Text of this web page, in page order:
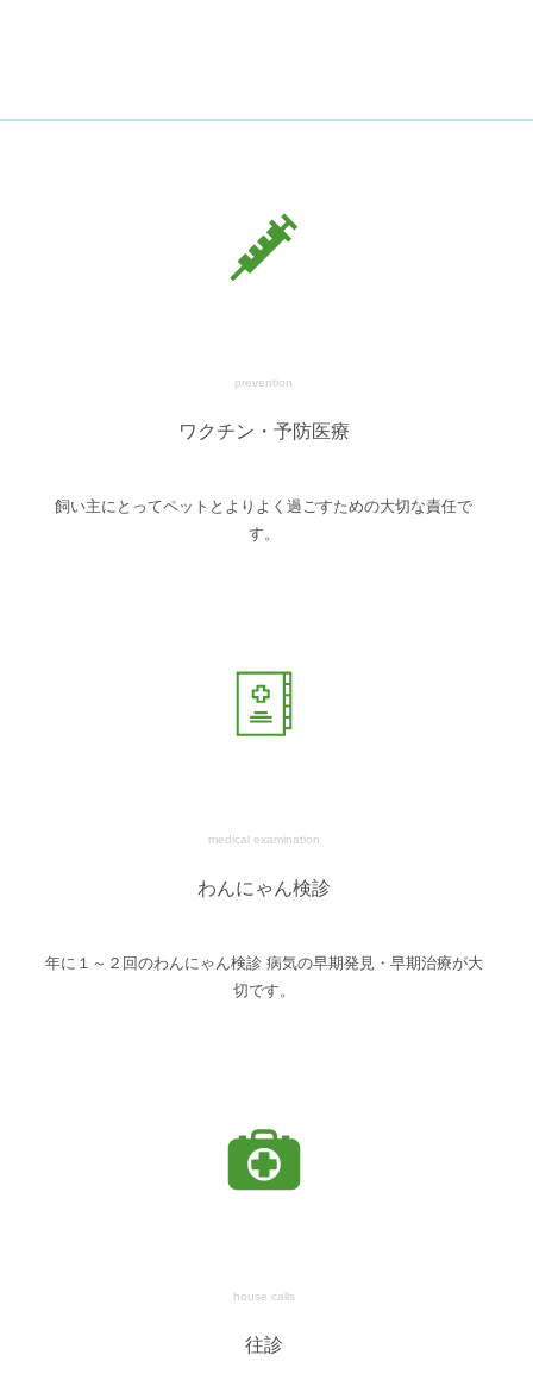
prevention
ワクチン・予防医療
飼い主にとってペットとよりよく過ごすための大切な責任で
す。
medical examination
わんにゃん検診
年に１～２回のわんにゃん検診 病気の早期発見・早期治療が大
切です。
house calls
往診